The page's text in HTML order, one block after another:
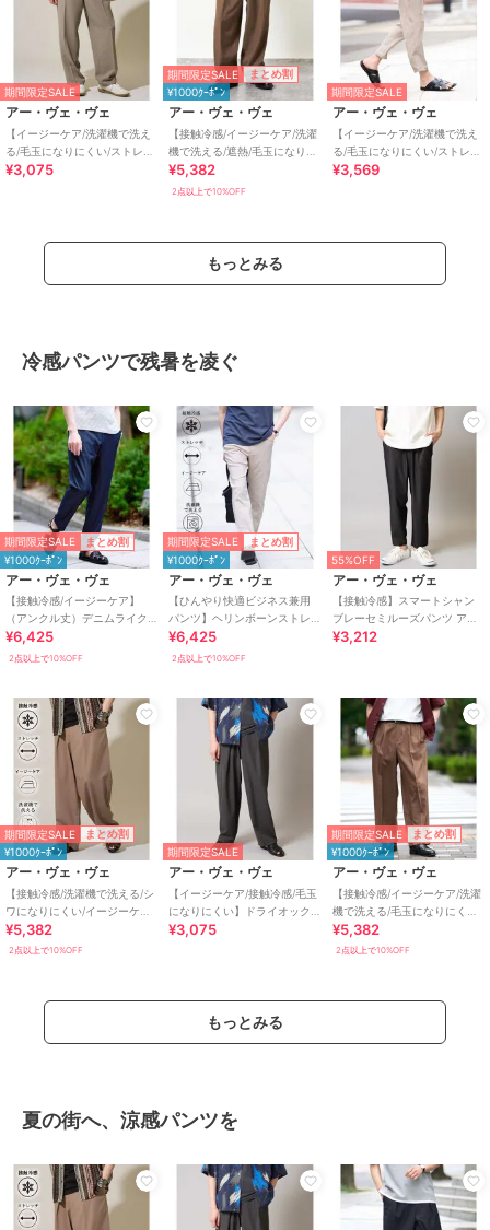
期間限定SALE
アー・ヴェ・ヴェ
【イージーケア/洗濯機で洗え
る/毛玉になりにくい/ストレッ
チ】メッシュストレッチワン
¥3,075
期間限定SALE まとめ割
¥1000ｸｰﾎﾟﾝ
アー・ヴェ・ヴェ
【接触冷感/イージーケア/洗濯
機で洗える/遮熱/毛玉になりに
くい/ストレッチ】ライトオッ
クスストレッ
¥5,382
2点以上で10%OFF
期間限定SALE
アー・ヴェ・ヴェ
【イージーケア/洗濯機で洗え
る/毛玉になりにくい/ストレッ
チ】メランジツイルセミルー
¥3,569
もっとみる
冷感パンツで残暑を凌ぐ
期間限定SALE まとめ割
¥1000ｸｰﾎﾟﾝ
アー・ヴェ・ヴェ
【接触冷感/イージーケア】
（アンクル丈）デニムライク
ストレッチアンクルセミルー
ズパンツ
¥6,425
2点以上で10%OFF
期間限定SALE まとめ割
¥1000ｸｰﾎﾟﾝ
アー・ヴェ・ヴェ
【ひんやり快適ビジネス兼用
パンツ】ヘリンボーンストレ
ッチ５ポケットパンツ【接触
冷感/ストレッチ/シワ
¥6,425
2点以上で10%OFF
55%OFF
アー・ヴェ・ヴェ
【接触冷感】スマートシャン
ブレーセミルーズパンツ アン
クル丈
¥3,212
期間限定SALE まとめ割
¥1000ｸｰﾎﾟﾝ
アー・ヴェ・ヴェ
【接触冷感/洗濯機で洗える/シ
ワになりにくい/イージーケア/
ストレッチ】オックスストレ
ッチオーバーパ
¥5,382
2点以上で10%OFF
期間限定SALE
アー・ヴェ・ヴェ
【イージーケア/接触冷感/毛玉
になりにくい】ドライオック
スオーバーパンツ
¥3,075
期間限定SALE まとめ割
¥1000ｸｰﾎﾟﾝ
アー・ヴェ・ヴェ
【接触冷感/イージーケア/洗濯
機で洗える/毛玉になりにく
い】ツイルストレッチサイド
アジャスターワイド
¥5,382
2点以上で10%OFF
もっとみる
夏の街へ、涼感パンツを